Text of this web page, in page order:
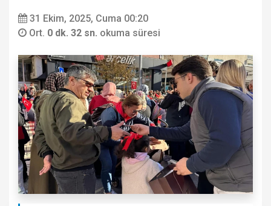
31 Ekim, 2025, Cuma 00:20
Ort. 0 dk. 32 sn. okuma süresi